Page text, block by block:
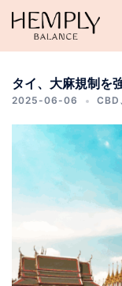
テ
タイ、大麻規制を
2025-06-06 CBD